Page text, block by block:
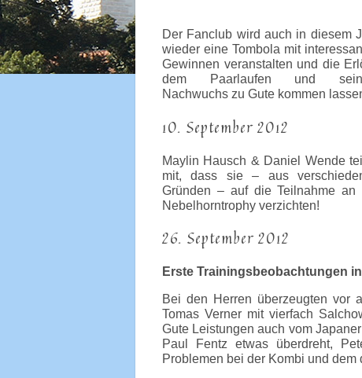
Der Fanclub wird auch in diesem
wieder eine Tombola mit
Gewinnen veranstalten und die
dem Paarlaufen und
Nachwuchs zu Gute kommen
10. September 2012
Maylin Hausch & Daniel Wende
mit, dass sie – aus
Gründen – auf die Teilnahme an
Nebelhorntrophy verzichten!
26. September 2012
Erste Trainingsbeobachtungen
Bei den Herren überzeugten vor
Tomas Verner mit vierfach
Gute Leistungen auch vom
Paul Fentz etwas überdreht,
Problemen bei der Kombi und